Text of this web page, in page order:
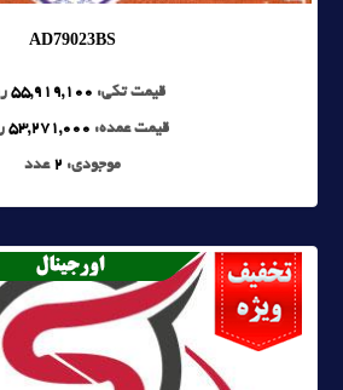
AD79023BS
قیمت تکی: 55,919,100
قیمت عمده: 53,271,000
موجودی: 2 عدد